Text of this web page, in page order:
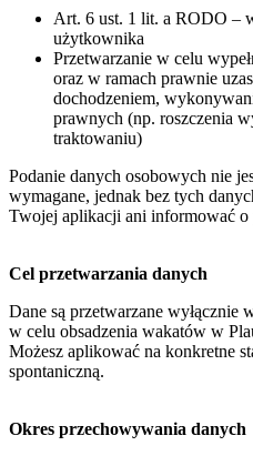
Art. 6 ust. 1 lit. a RODO –
użytkownika
Przetwarzanie w celu
oraz w ramach prawnie
dochodzeniem,
prawnych (np. roszczenia
traktowaniu)
Podanie danych osobowych nie
wymagane, jednak bez tych
Twojej aplikacji ani informować o
Cel przetwarzania danych
Dane są przetwarzane wyłącznie
w celu obsadzenia wakatów w
Możesz aplikować na konkretne
spontaniczną.
Okres przechowywania danych